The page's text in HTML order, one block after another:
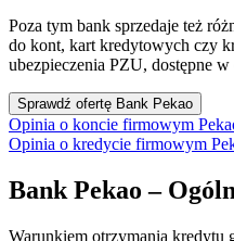
Poza tym bank sprzedaje też
do kont, kart kredytowych czy
ubezpieczenia PZU, dostępne
Sprawdź ofertę Bank Pekao
Opinia o koncie firmowym
Opinia o kredycie firmowym
Bank Pekao –
Warunkiem otrzymania